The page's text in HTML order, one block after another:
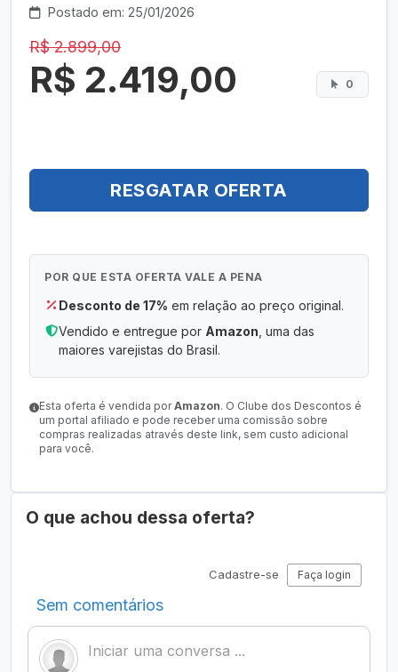
Postado em: 25/01/2026
R$ 2.899,00
R$ 2.419,00 0
RESGATAR OFERTA
POR QUE ESTA OFERTA VALE A PENA
Desconto de 17% em relação ao preço original.
Vendido e entregue por Amazon , uma das
maiores varejistas do Brasil.
Esta oferta é vendida porAmazon. O Clube dos Descontos é
um portal afiliado e pode receber uma comissão sobre
compras realizadas através deste link, sem custo adicional
para você.
O que achou dessa oferta?